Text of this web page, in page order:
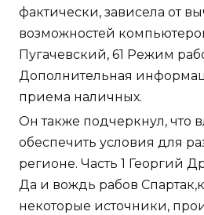
фактически, зависела от
возможностей
Пугачевский, 61 Режим
Дополнительная
приема наличных.
Он также подчеркнул, что
обеспечить условия для
регионе. Часть 1 Георгий
Да и вождь рабов
некоторые источники,